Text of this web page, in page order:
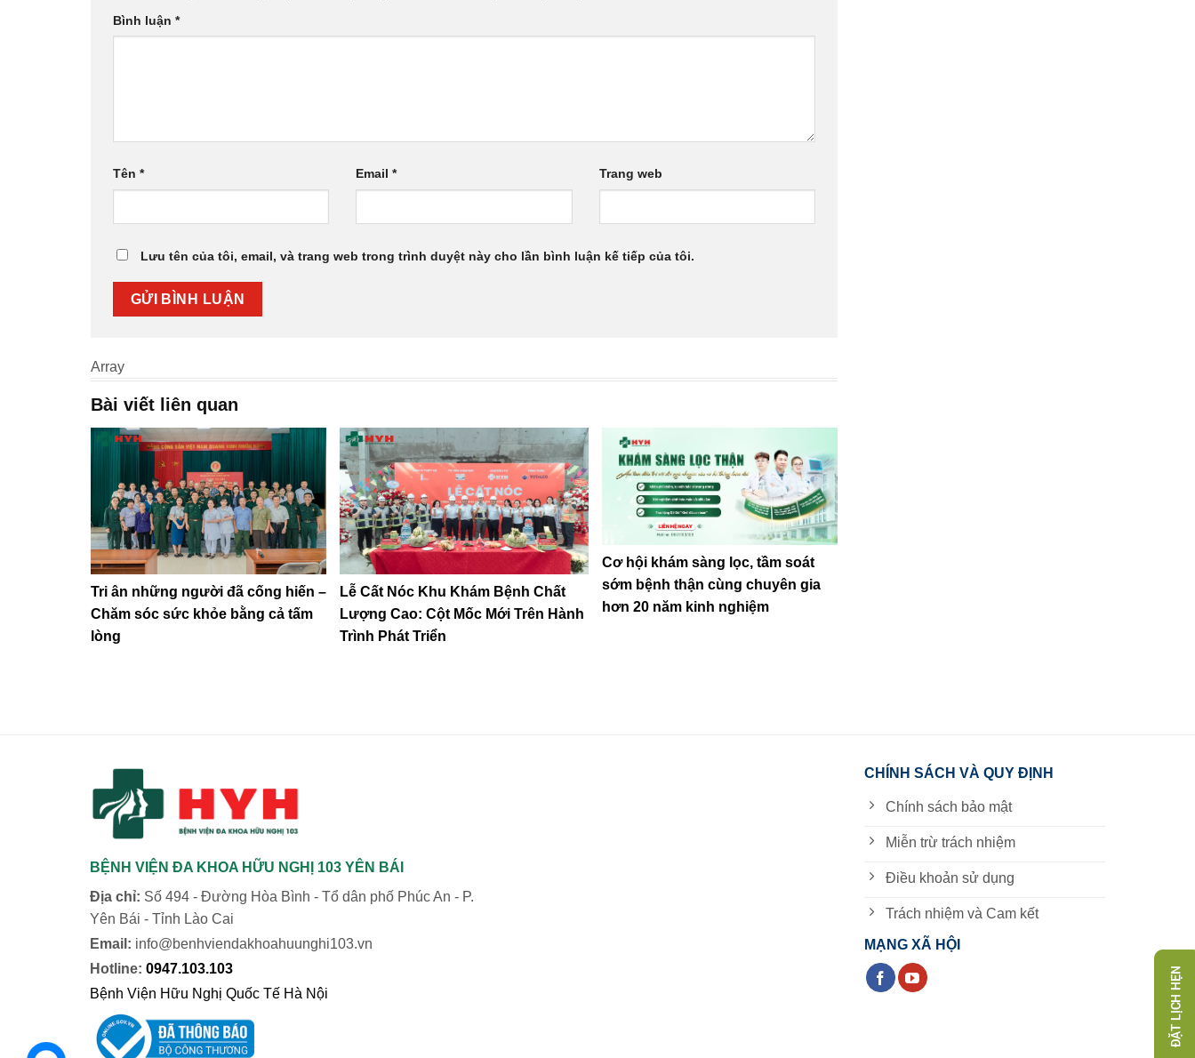
Bình luận *
Tên * Email* Trang web
Lưu tên của tôi, email, và trang web trong trình duyệt này cho lần bình luận kế tiếp của tôi.
Array
Bài viết liên quan
Tri ân những người đã cống hiến –
Chăm sóc sức khỏe bằng cả tấm
lòng
Lễ Cất Nóc Khu Khám Bệnh Chất
Lượng Cao: Cột Mốc Mới Trên Hành
Trình Phát Triển
Cơ hội khám sàng lọc, tầm soát
sớm bệnh thận cùng chuyên gia
hơn 20 năm kinh nghiệm
BỆNH VIỆN ĐA KHOA HỮU NGHỊ 103 YÊN BÁI
Địa chỉ: Số 494 - Đường Hòa Bình - Tổ dân phố Phúc An - P.
Yên Bái - Tỉnh Lào Cai
Email: info@benhviendakhoahuunghi103.vn
Hotline: 0947.103.103
Bệnh Viện Hữu Nghị Quốc Tế Hà Nội
CHÍNH SÁCH VÀ QUY ĐỊNH
Chính sách bảo mật
Miễn trừ trách nhiệm
Điều khoản sử dụng
Trách nhiệm và Cam kết
MẠNG XÃ HỘI